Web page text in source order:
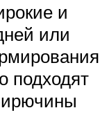
и
или
подходят